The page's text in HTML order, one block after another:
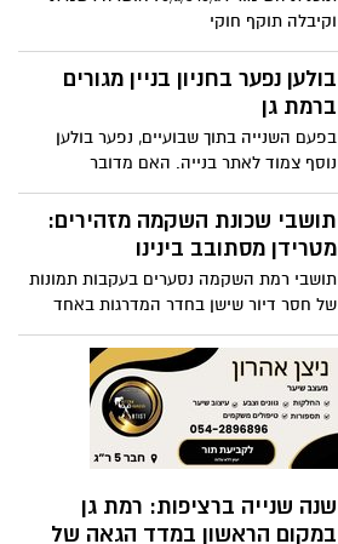
של חסר דיור שישן בחדר המדרגות באחד
שנה שנייה ברציפות: רמת גן
במקום הראשון במדד הגאה של
האגודה למען הלהט"ב
קפיצה של 7 נקודות בדירוג השנתי מציבה את
בישראל
הנס ברחוב מאיר בעל הנס ברמת
גן
תינוק כבן שנה שננעל ברכב בשגגה לעיני אביו,
חולץ על ידי מתנדבי ידידים ברחוב מאיר בעל
הנס ברמת גן
עבודות ושינויים ברחוב עוזיאל
וברחובות הסמוכים